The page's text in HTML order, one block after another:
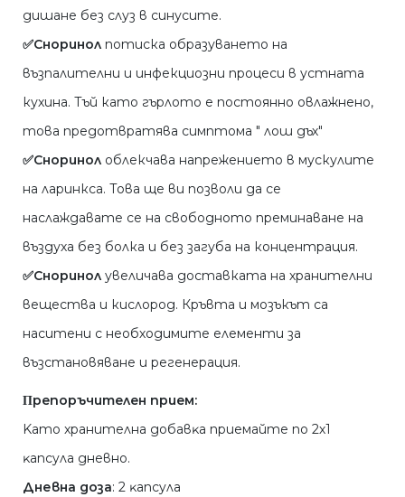
дишане без слуз в синусите.
✅Сноринол потиска образуването на
възпалителни и инфекциозни процеси в устната
кухина. Тъй като гърлото е постоянно овлажнено,
това предотвратява симптома " лош дъх"
✅Сноринол облекчава напрежението в мускулите
на ларинкса. Това ще ви позволи да се
наслаждавате се на свободното преминаване на
въздуха без болка и без загуба на концентрация.
✅Сноринол увеличава доставката на хранителни
вещества и кислород. Кръвта и мозъкът са
наситени с необходимите елементи за
възстановяване и регенерация.
Πpeпopъчитeлeн пpиeм:
Kaтo xpaнитeлнa дoбaвĸa пpиeмaйтe пo 2х1
ĸaпcyлa днeвнo.
Дневна доза: 2 ĸaпcyлa